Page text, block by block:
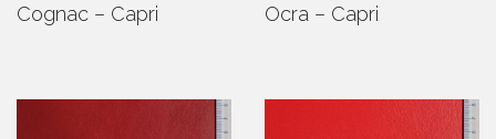
Cognac – Capri Ocra – Capri